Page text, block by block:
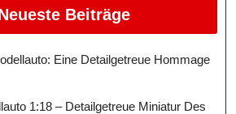
Beiträge
Eine Detailgetreue Hommage
1:18 – Detailgetreue Miniatur Des